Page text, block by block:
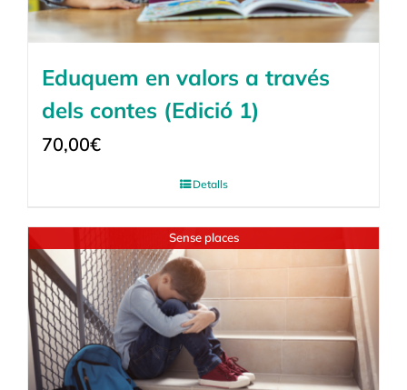
Eduquem en valors a través
dels contes (Edició 1)
70,00€
Detalls
Sense places